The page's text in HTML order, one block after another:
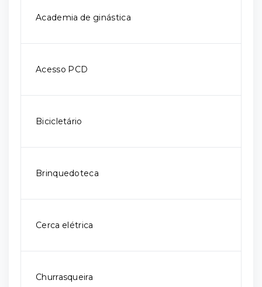
Academia de ginástica
Acesso PCD
Bicicletário
Brinquedoteca
Cerca elétrica
Churrasqueira